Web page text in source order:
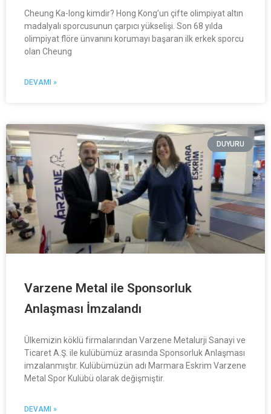
Cheung Ka-long kimdir? Hong Kong’un çifte olimpiyat altın
madalyalı sporcusunun çarpıcı yükselişi. Son 68 yılda
olimpiyat flöre ünvanını korumayı başaran ilk erkek sporcu
olan Cheung
DEVAMI »
DUYURU
Varzene Metal ile Sponsorluk
Anlaşması İmzalandı
Ülkemizin köklü firmalarından Varzene Metalurji Sanayi ve
Ticaret A.Ş. ile kulübümüz arasında Sponsorluk Anlaşması
imzalanmıştır. Kulübümüzün adı Marmara Eskrim Varzene
Metal Spor Kulübü olarak değişmiştir.
DEVAMI »